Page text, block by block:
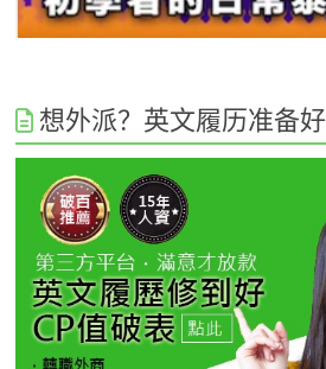
想外派？英文履历准备好